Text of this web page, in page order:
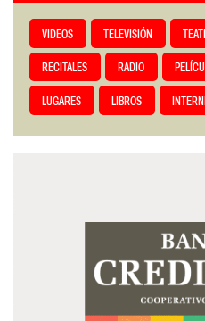
VIDEOS TELEVISIÓN
RECITALES RADIO
LUGARES LIBROS